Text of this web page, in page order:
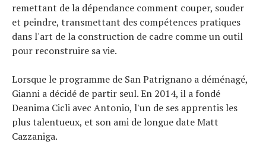
remettant de la dépendance comment couper, souder
et peindre, transmettant des compétences pratiques
dans l'art de la construction de cadre comme un outil
pour reconstruire sa vie.
Lorsque le programme de San Patrignano a déménagé,
Gianni a décidé de partir seul. En 2014, il a fondé
Deanima Cicli avec Antonio, l'un de ses apprentis les
plus talentueux, et son ami de longue date Matt
Cazzaniga.